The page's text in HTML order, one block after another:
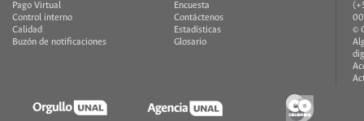
Pago Virtual
Control interno
Calidad
Buzón de notificaciones
Encuesta
Contáctenos
Estadísticas
Glosario
©